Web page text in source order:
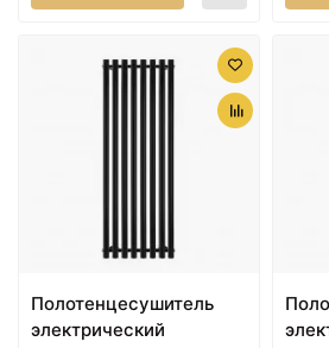
Полотенцесушитель
электрический